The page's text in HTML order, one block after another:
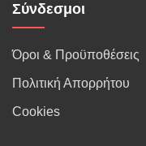
Σύνδεσμοι
Όροι & Προϋποθέσεις
Πολιτική Απορρήτου
Cookies